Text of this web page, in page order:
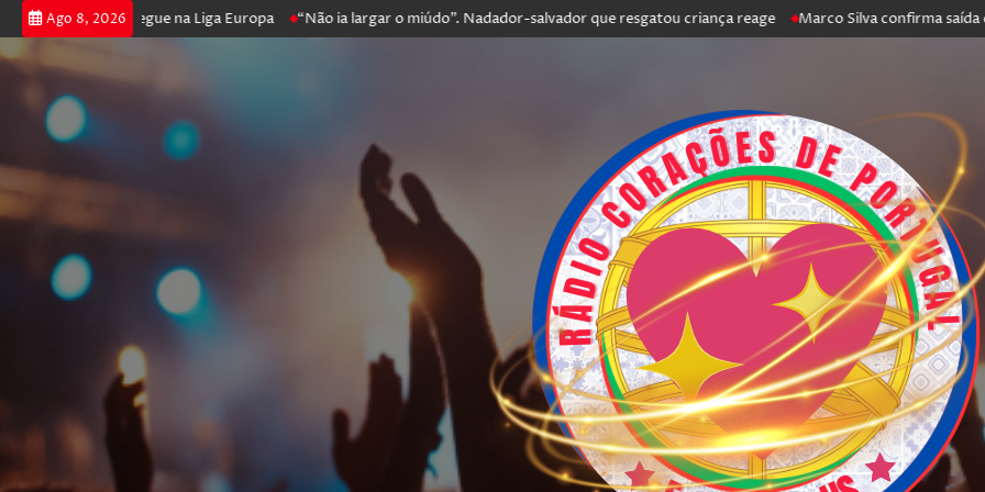
Ago 8, 2026
poker e prossegue na Liga Europa “Não ia largar o miúdo”. Nadador-salvador que resgatou criança reage Marco Silva confirma saída de